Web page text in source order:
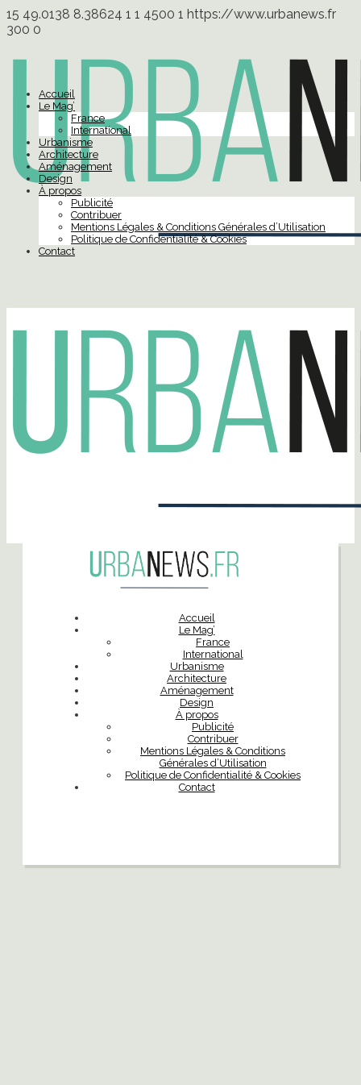
15 49.0138 8.38624 1 1 4500 1 https://www.urbanews.fr
300 0
Accueil
Le Mag’
France
International
Urbanisme
Architecture
Aménagement
Design
À propos
Publicité
Contribuer
Mentions Légales & Conditions Générales d’Utilisation
Politique de Confidentialité & Cookies
Contact
Accueil
Le Mag’
France
International
Urbanisme
Architecture
Aménagement
Design
À propos
Publicité
Contribuer
Mentions Légales & Conditions
Générales d’Utilisation
Politique de Confidentialité & Cookies
Contact